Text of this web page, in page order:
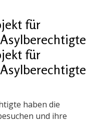
für
für
haben die
und ihre